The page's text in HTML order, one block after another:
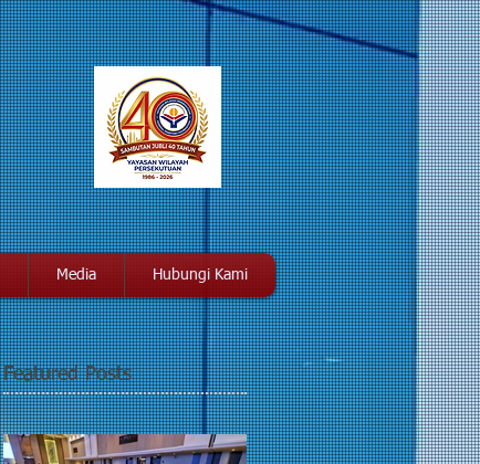
Media Hubungi Kami
Featured Posts